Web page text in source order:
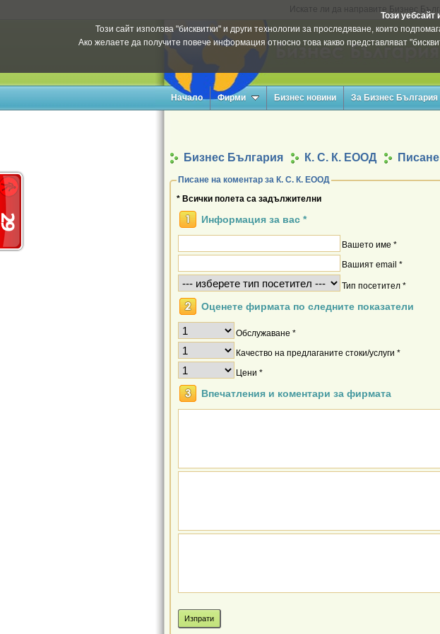
Искате ли да направите Бизнес
Този уебсайт
Този сайт използва "бисквитки" и други технологии за проследяване, които
Ако желаете да получите повече информация относно това какво представляват
Начало Фирми Бизнес новини За Бизнес България
Бизнес България К. С. К. ЕООД
Писане на коментар за К. С. К. ЕООД
* Всички полета са задължителни
Информация за вас *
Вашето име *
Вашият email *
Тип посетител *
Оценете фирмата по следните показатели
Обслужаване *
Качество на предлаганите стоки/услуги *
Цени *
Впечатления и коментари за фирмата